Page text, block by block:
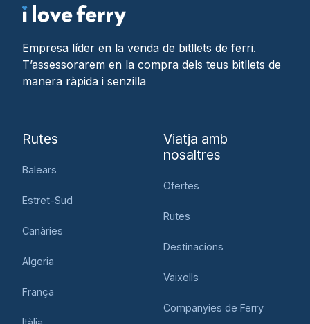
Empresa líder en la venda de bitllets de ferri.
T’assessorarem en la compra dels teus bitllets de
manera ràpida i senzilla
Rutes
Balears
Estret-Sud
Canàries
Algeria
França
Viatja amb
nosaltres
Ofertes
Rutes
Destinacions
Vaixells
Companyies de Ferry